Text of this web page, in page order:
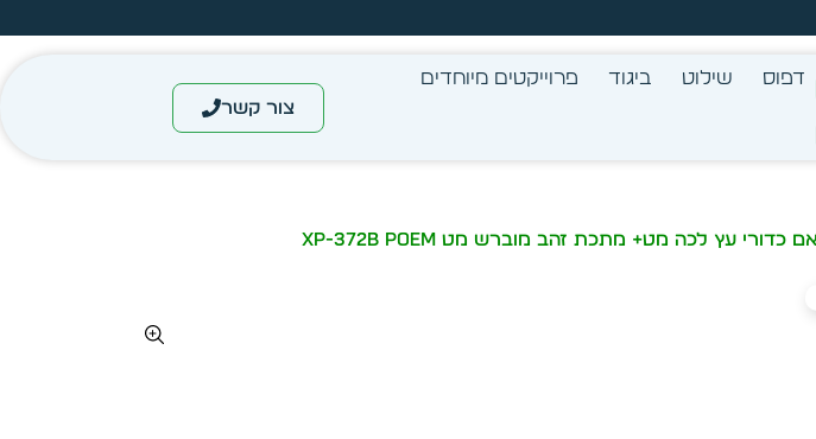
עצב בעצמך - הכן הדמייה לכל פריט בקלות
דפוס שילוט ביגוד פרוייקטים מיוחדים
צור קשר